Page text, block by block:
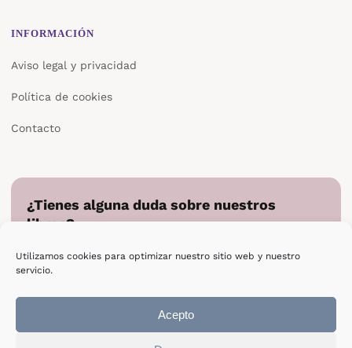
Utilizamos cookies para optimizar nuestro sitio web y nuestro
servicio.
Acepto
INFORMACIÓN
Aviso legal y privacidad
Política de cookies
Contacto
¿Tienes alguna duda sobre nuestros
libros?
directamente.
Escribir a Epsilon